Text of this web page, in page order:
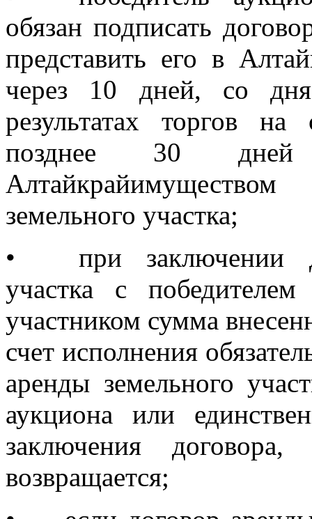
обязан подписать
представить его в
через 10 дней, со
результатах торгов
позднее 30
земельного участка;
•
при заключении
участка с
участником сумма
счет исполнения
аренды земельного
аукциона или
заключения
возвращается;